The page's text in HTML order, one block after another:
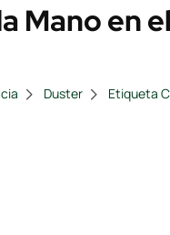
Mano en
Duster Etiqueta C